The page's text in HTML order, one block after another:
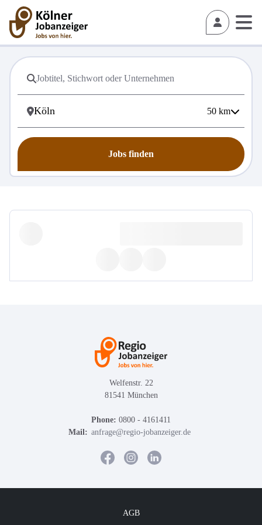
50 km
Jobs finden
Welfenstr. 22
81541 München
Phone: 0800 - 4161411
Mail: anfrage@regio-jobanzeiger.de
AGB